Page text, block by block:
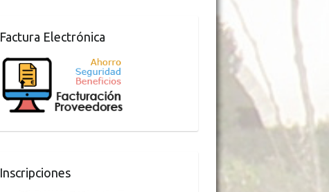
Factura Electrónica
Inscripciones